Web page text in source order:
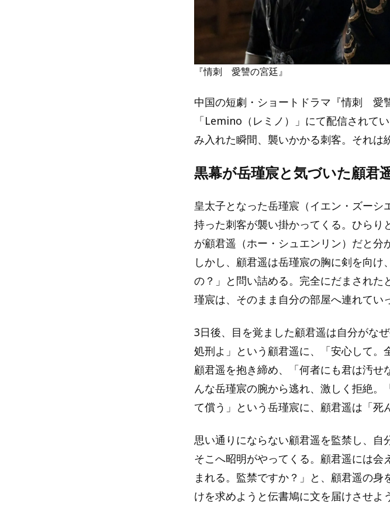
『情刺 愛讐の宮廷』
中国の短劇・ショートドラマ『情刺 愛
「Lemino（レミノ）」にて配信されて
み入れた瞬間、襲いかかる刺客。それは
黒幕が岳瑾宸と気づいた顧君
皇太子となった岳瑾宸（イエン・ズー
持った刺客が襲い掛かってくる。ひら
が顧君遥（ホー・シュエンリン）だと分
しかし、顧君遥は岳瑾宸の胸に剣を向
の？」と問い詰める。完全にだまされ
瑾宸は、そのまま自分の部屋へ連れてい
3日後、目を覚ました顧君遥は自分がな
処刑よ」という顧君遥に、「安心して。
顧君遥を抱き締め、「何者にも君は汚
んな岳瑾宸の腕から逃れ、激しく拒絶
て償う」という岳瑾宸に、顧君遥は「死
思い通りにならない顧君遥を監禁し、自
そこへ昭明がやってくる。顧君遥には
まれる。監禁ですか？」と、顧君遥の
けを求めようと伝書鳩に文を届けさせよ